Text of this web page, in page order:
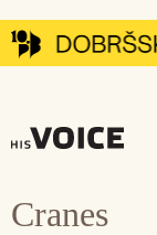
Přeskočit
na
Cranes